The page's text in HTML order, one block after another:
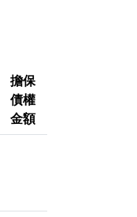
擔保
債權
金額